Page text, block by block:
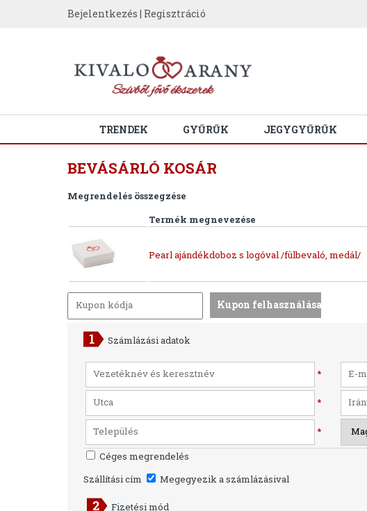
Bejelentkezés | Regisztráció
TRENDEK GYŰRŰK JEGYGYŰRŰK
BEVÁSÁRLÓ KOSÁR
Megrendelés összegzése
Termék megnevezése
Pearl ajándékdoboz s logóval /fülbevaló, medál/
Számlázási adatok
*
*
*
Céges megrendelés
Szállítási cím
Megegyezik a számlázásival
Fizetési mód